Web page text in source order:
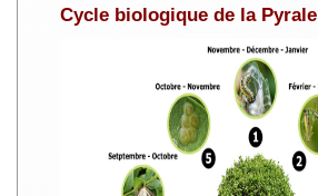
Cycle biologique de la